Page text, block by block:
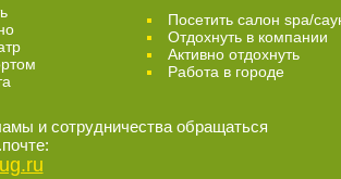
Посетить салон spa/
Отдохнуть в компании
Активно отдохнуть
Работа в городе
и сотрудничества обращаться